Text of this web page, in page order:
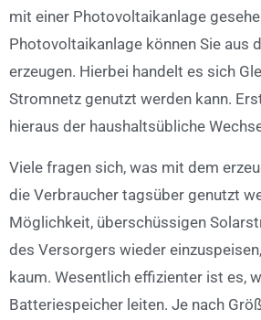
mit einer Photovoltaikanlage
Photovoltaikanlage können Sie aus
erzeugen. Hierbei handelt es sich
Stromnetz genutzt werden kann.
hieraus der haushaltsübliche
Viele fragen sich, was mit dem
die Verbraucher tagsüber genutzt
Möglichkeit, überschüssigen
des Versorgers wieder
kaum. Wesentlich effizienter ist es,
Batteriespeicher leiten. Je nach